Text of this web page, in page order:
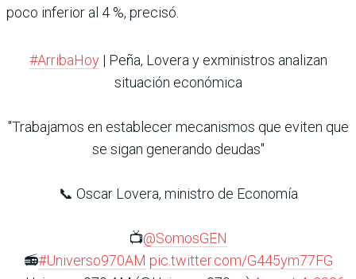
poco inferior al 4 %, precisó.
#ArribaHoy| Peña, Lovera y exministros analizan
situación económica
"Trabajamos en establecer mecanismos que eviten que
se sigan generando deudas"
📞 Oscar Lovera, ministro de Economía
📺@SomosGEN
📻#Universo970AM pic.twitter.com/G445ym77FG